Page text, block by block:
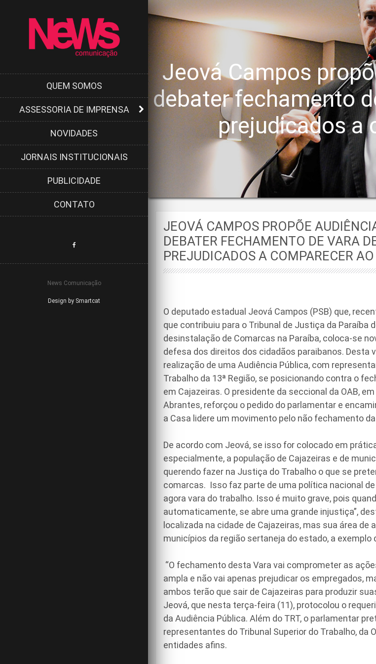
QUEM SOMOS
ASSESSORIA DE IMPRENSA
NOVIDADES
JORNAIS INSTITUCIONAIS
PUBLICIDADE
CONTATO
News Comunicação
Design by Smartcat
Jeová Campos
debater fechamento
prejudicados a
JEOVÁ CAMPOS PROPÕE
DEBATER FECHAMENTO DE VARA
PREJUDICADOS A COMPARECER
O deputado estadual Jeová Campos (PSB) que,
que contribuiu para o Tribunal de Justiça da Paraíba
desinstalação de Comarcas na Paraíba, coloca-se
defesa dos direitos dos cidadãos paraibanos. Desta
realização de uma Audiência Pública, com
Trabalho da 13ª Região, se posicionando contra o
em Cajazeiras. O presidente da seccional da OAB,
Abrantes, reforçou o pedido do parlamentar e
a Casa lidere um movimento pelo não fechamento da
De acordo com Jeová, se isso for colocado em
especialmente, a população de Cajazeiras e de
querendo fazer na Justiça do Trabalho o que se
comarcas. Isso faz parte de uma política nacional
agora vara do trabalho. Isso é muito grave, pois
automaticamente, se abre uma grande injustiça”,
localizada na cidade de Cajazeiras, mas sua área de
municípios da região sertaneja do estado, a exemplo
“O fechamento desta Vara vai comprometer as
ampla e não vai apenas prejudicar os empregados,
ambos terão que sair de Cajazeiras para produzir
Jeová, que nesta terça-feira (11), protocolou o
da Audiência Pública. Além do TRT, o parlamentar
representantes do Tribunal Superior do Trabalho, da
entidades afins.